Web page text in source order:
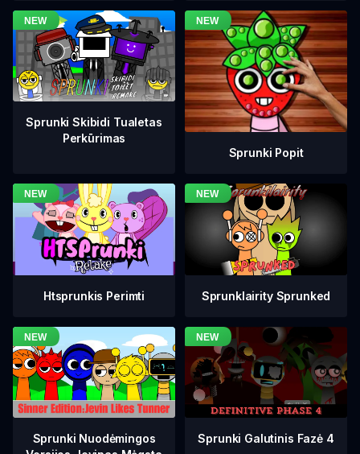
Sprunki Skibidi Tualetas
Perkūrimas
Sprunki Popit
Htsprunkis Perimti Sprunklairity Sprunked
Sprunki Nuodėmingos
Sprunki Galutinis Fazė 4